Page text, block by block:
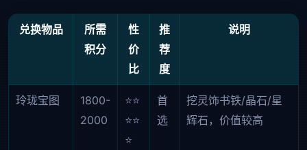
兑换物品
所需
积分
性
价
比
推
荐
度
说明
玲珑宝图
1800-
2000
⭐⭐
⭐⭐
⭐
首
选
挖灵饰书铁/晶石/星
辉石，价值较高